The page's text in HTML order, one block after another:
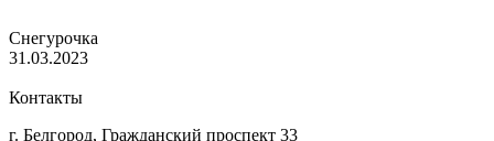
Снегурочка
31.03.2023
Контакты
г. Белгород, Гражданский проспект 33